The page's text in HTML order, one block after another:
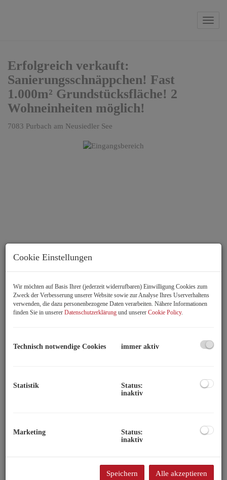
Erfolgreich verkauft:
Sanierungsschnäppchen! Fast
1.000m² Grundstücksfläche! 2
Wohneinheiten möglich!
7083 Purbach am Neusiedler See
Die Adresse: Fischergasse 15, 7083 Purbach am Neusiedlersee
steht dieses sanierungsbedürftige Haus auf einem
beeindruckenden, großen, ruhigen und grünen Grundstück mit
Cookie Einstellungen
Wir möchten auf Basis Ihrer (jederzeit widerrufbaren) Einwilligung Cookies zum
Zweck der Verbesserung unserer Website sowie zur Analyse Ihres Userverhaltens
verwenden, die dazu personenbezogene Daten verarbeiten. Nähere Informationen
finden Sie in unserer Datenschutzerklärung und unserer Cookie Policy.
Technisch notwendige Cookies immer aktiv
Statistik
Status:
inaktiv
Marketing
Status:
inaktiv
Speichern Alle akzeptieren